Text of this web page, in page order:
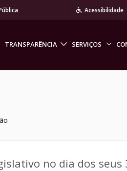
Acessibilidade
TRANSPARÊNCIA SERVIÇOS
no dia dos seus